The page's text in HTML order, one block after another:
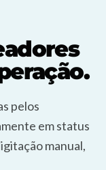
pelos
em status
manual,